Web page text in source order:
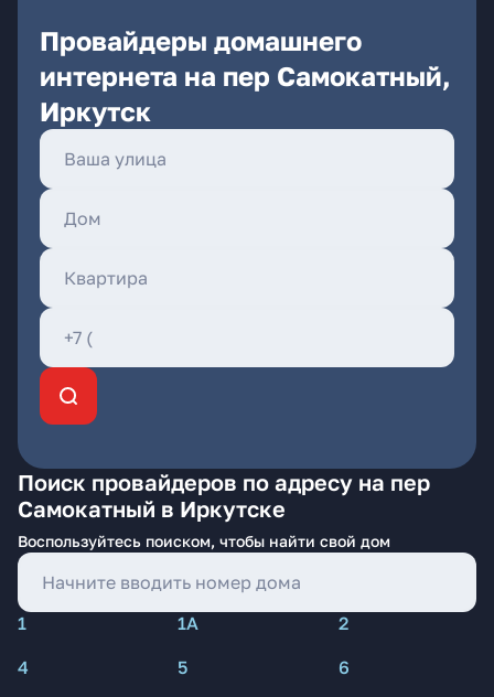
Провайдеры домашнего
интернета на пер Самокатный,
Иркутск
Поиск провайдеров по адресу на пер
Самокатный в Иркутске
Воспользуйтесь поиском, чтобы найти свой дом
1 1А
2
4
5
6